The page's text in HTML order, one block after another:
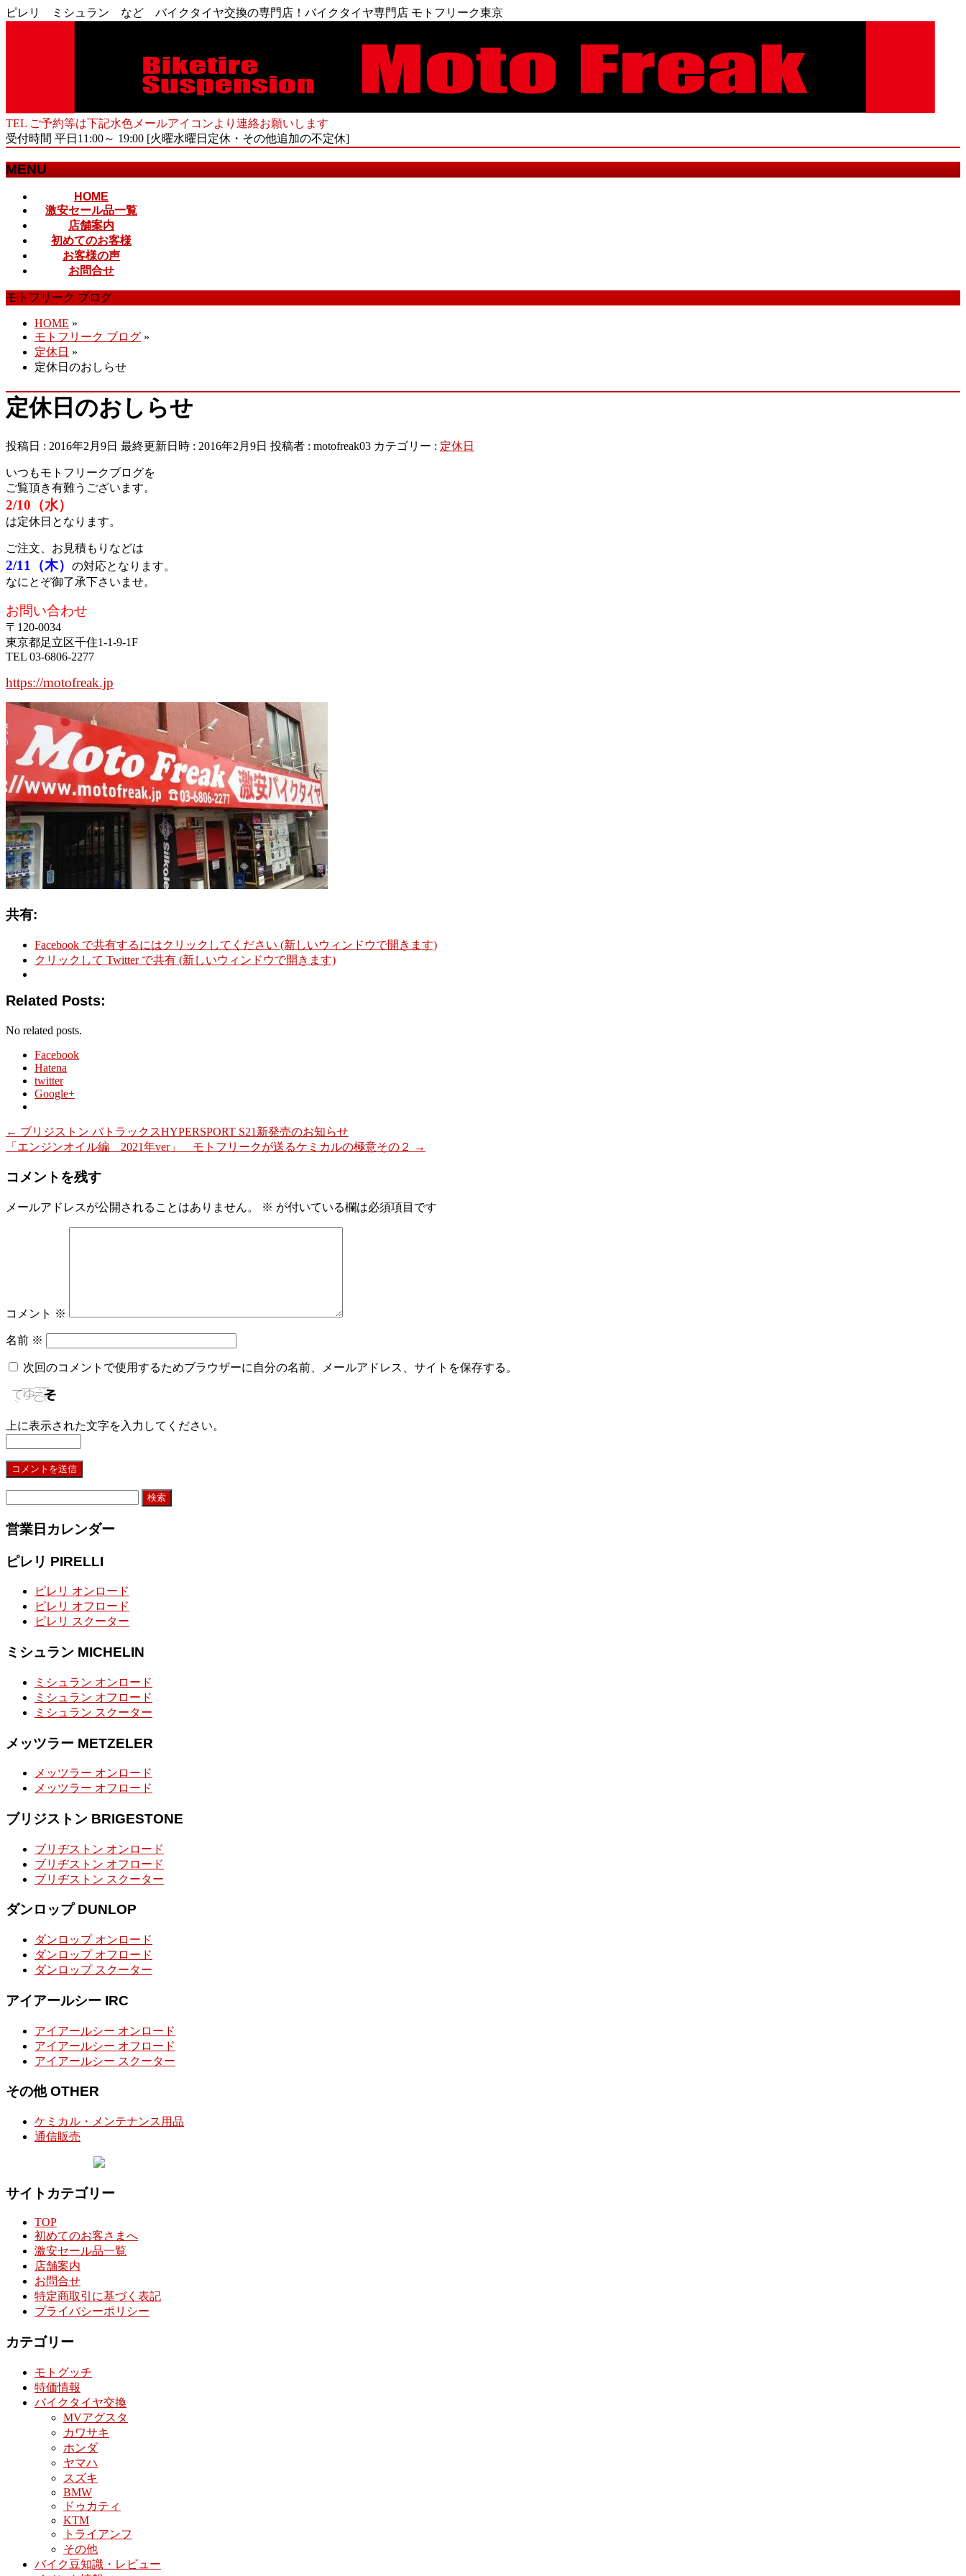
ピレリ ミシュラン など バイクタイヤ交換の専門店！バイクタイヤ専門店 モトフリーク東京
TEL ご予約等は下記水色メールアイコンより連絡お願いします
受付時間 平日11:00～ 19:00 [火曜水曜日定休・その他追加の不定休]
MENU
ば
す
HOME
激安セール品一覧
店舗案内
初めてのお客様
お客様の声
お問合せ
モトフリーク ブログ
HOME »
モトフリーク ブログ »
定休日 »
定休日のおしらせ
定休日のおしらせ
投稿日 : 2016年2月9日 最終更新日時 : 2016年2月9日 投稿者 : motofreak03 カテゴリー : 定休日
いつもモトフリークブログを
ご覧頂き有難うございます。
2/10（水）
は定休日となります。
ご注文、お見積もりなどは
2/11（木）
の対応となります。
なにとぞ御了承下さいませ。
お問い合わせ
〒120-0034
東京都足立区千住1-1-9-1F
TEL 03-6806-2277
https://motofreak.jp
共有:
Facebook で共有するにはクリックしてください (新しいウィンドウで開きます)
クリックして Twitter で共有 (新しいウィンドウで開きます)
Related Posts:
No related posts.
Facebook
Hatena
twitter
Google+
← ブリジストン バトラックスHYPERSPORT S21新発売のお知らせ
「エンジンオイル編 2021年ver」 モトフリークが送るケミカルの極意その２
→
コメントを残す
メールアドレスが公開されることはありません。 ※ が付いている欄は必須項目です
コメント ※
名前 ※
次回のコメントで使用するためブラウザーに自分の名前、メールアドレス、サイトを保存する。
上に表示された文字を入力してください。
営業日カレンダー
ピレリ PIRELLI
ピレリ オンロード
ピレリ オフロード
ピレリ スクーター
ミシュラン MICHELIN
ミシュラン オンロード
ミシュラン オフロード
ミシュラン スクーター
メッツラー METZELER
メッツラー オンロード
メッツラー オフロード
ブリジストン BRIGESTONE
ブリヂストン オンロード
ブリヂストン オフロード
ブリヂストン スクーター
ダンロップ DUNLOP
ダンロップ オンロード
ダンロップ オフロード
ダンロップ スクーター
アイアールシー IRC
アイアールシー オンロード
アイアールシー オフロード
アイアールシー スクーター
その他 OTHER
ケミカル・メンテナンス用品
通信販売
サイトカテゴリー
TOP
初めてのお客さまへ
激安セール品一覧
店舗案内
お問合せ
特定商取引に基づく表記
プライバシーポリシー
カテゴリー
モトグッチ
特価情報
バイクタイヤ交換
MVアグスタ
カワサキ
ホンダ
ヤマハ
スズキ
BMW
ドゥカティ
KTM
トライアンフ
その他
バイク豆知識・レビュー